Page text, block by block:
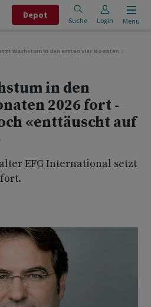
Depot
Suche Login Menu
Wachstum in den ersten vier Monaten 2026
in den
2026 fort -
«enttäuscht auf
EFG International setzt